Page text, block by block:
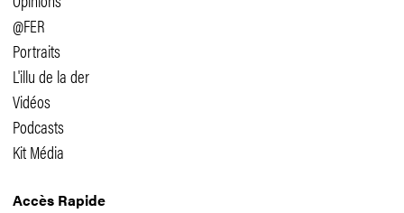
@FER
Portraits
L'illu de la der
Vidéos
Podcasts
Kit Média
Accès Rapide